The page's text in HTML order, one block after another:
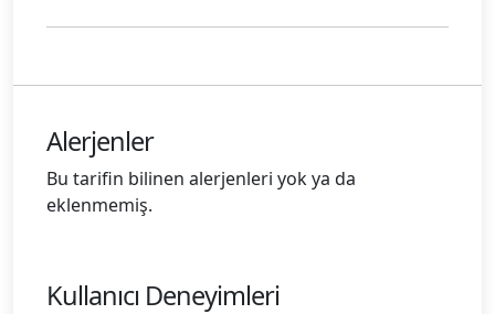
Alerjenler
Bu tarifin bilinen alerjenleri yok ya da
eklenmemiş.
Kullanıcı Deneyimleri